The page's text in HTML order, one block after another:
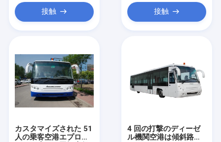
接触 接触
カスタマイズされた 51
人の乗客空港エプロン
4 回の打撃のディーゼ
ル機関空港は傾斜路バ